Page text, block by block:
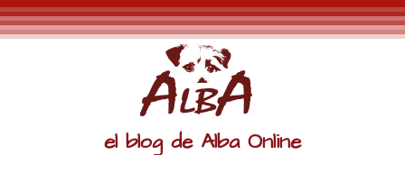
el blog de Alba Online